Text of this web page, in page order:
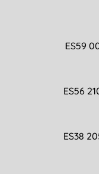
ES59
ES56
ES38